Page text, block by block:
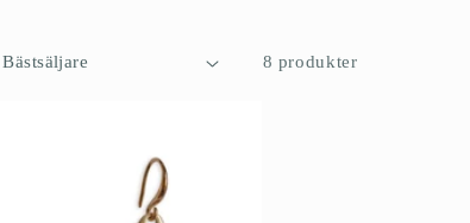
8 produkter